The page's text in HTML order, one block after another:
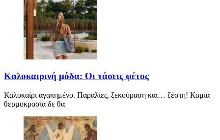
Καλοκαιρινή μόδα: Οι τάσεις φέτος
Καλοκαίρι αγαπημένο. Παραλίες, ξεκούραση και… ζέστη! Καμία
θερμοκρασία δε θα